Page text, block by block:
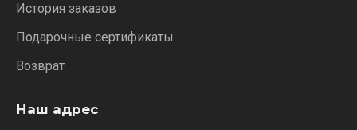
История заказов
Подарочные сертификаты
Возврат
Наш адрес